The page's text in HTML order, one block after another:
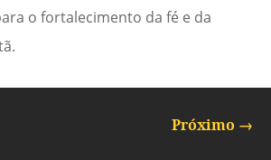
o fortalecimento da fé e da
Próximo →